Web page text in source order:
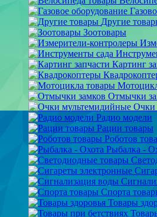
Другие
Зоотовары
Картинг
Отмычки
Очки
Радио модели
Рации товары
Роботов
Рыбалка -
Спорта
Товары